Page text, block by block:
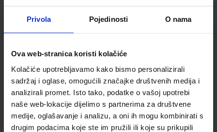
Privola Pojedinosti O nama
Ova web-stranica koristi kolačiće
Kolačiće upotrebljavamo kako bismo personalizirali
sadržaj i oglase, omogućili značajke društvenih medija i
analizirali promet. Isto tako, podatke o vašoj upotrebi
naše web-lokacije dijelimo s partnerima za društvene
medije, oglašavanje i analizu, a oni ih mogu kombinirati s
drugim podacima koje ste im pružili ili koje su prikupili
Jadranka Murgić
Školski razred
20 2.RAZRED SŠ
Vrsta školske knjige
Vrsta škole
3 STRUKOVNA
Reg br min
6327